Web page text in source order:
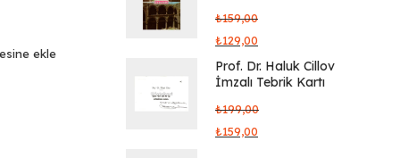
ekle
₺159,00
₺129,00
Prof. Dr. Haluk Cillov
İmzalı Tebrik Kartı
₺199,00
₺159,00